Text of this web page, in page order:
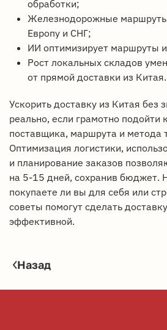
обработки;
Железнодорожные
Европу и СНГ;
ИИ оптимизирует маршруты и
Рост локальных складов
от прямой доставки из Китая.
Ускорить доставку из Китая без
реально, если грамотно подойти
поставщика, маршрута и метода
Оптимизация логистики,
и планирование заказов
на 5-15 дней, сохранив бюджет.
покупаете ли вы для себя или
советы помогут сделать
эффективной.
Назад